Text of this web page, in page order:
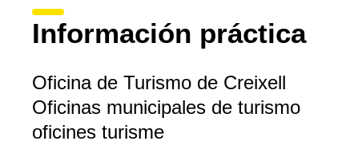
Información práctica
Oficina de Turismo de Creixell
Oficinas municipales de turismo
oficines turisme